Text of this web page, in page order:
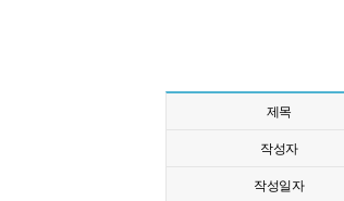
제목
작성자
작성일자